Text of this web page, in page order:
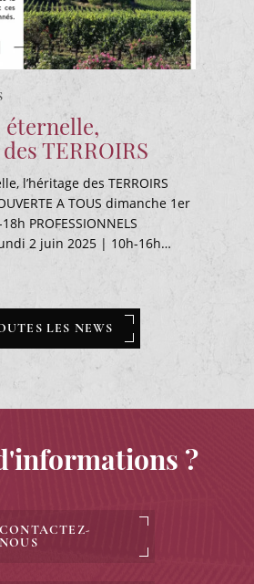
éternelle,
TERROIRS
l’héritage des TERROIRS
A TOUS dimanche 1er
PROFESSIONNELS
2 juin 2025 | 10h-16h…
LES NEWS
?
CONTACTEZ-
NOUS